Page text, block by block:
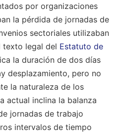
por organizaciones
la pérdida de jornadas de
sectoriales utilizaban
texto legal del Estatuto de
la duración de dos días
desplazamiento, pero no
la naturaleza de los
actual inclina la balanza
jornadas de trabajo
intervalos de tiempo